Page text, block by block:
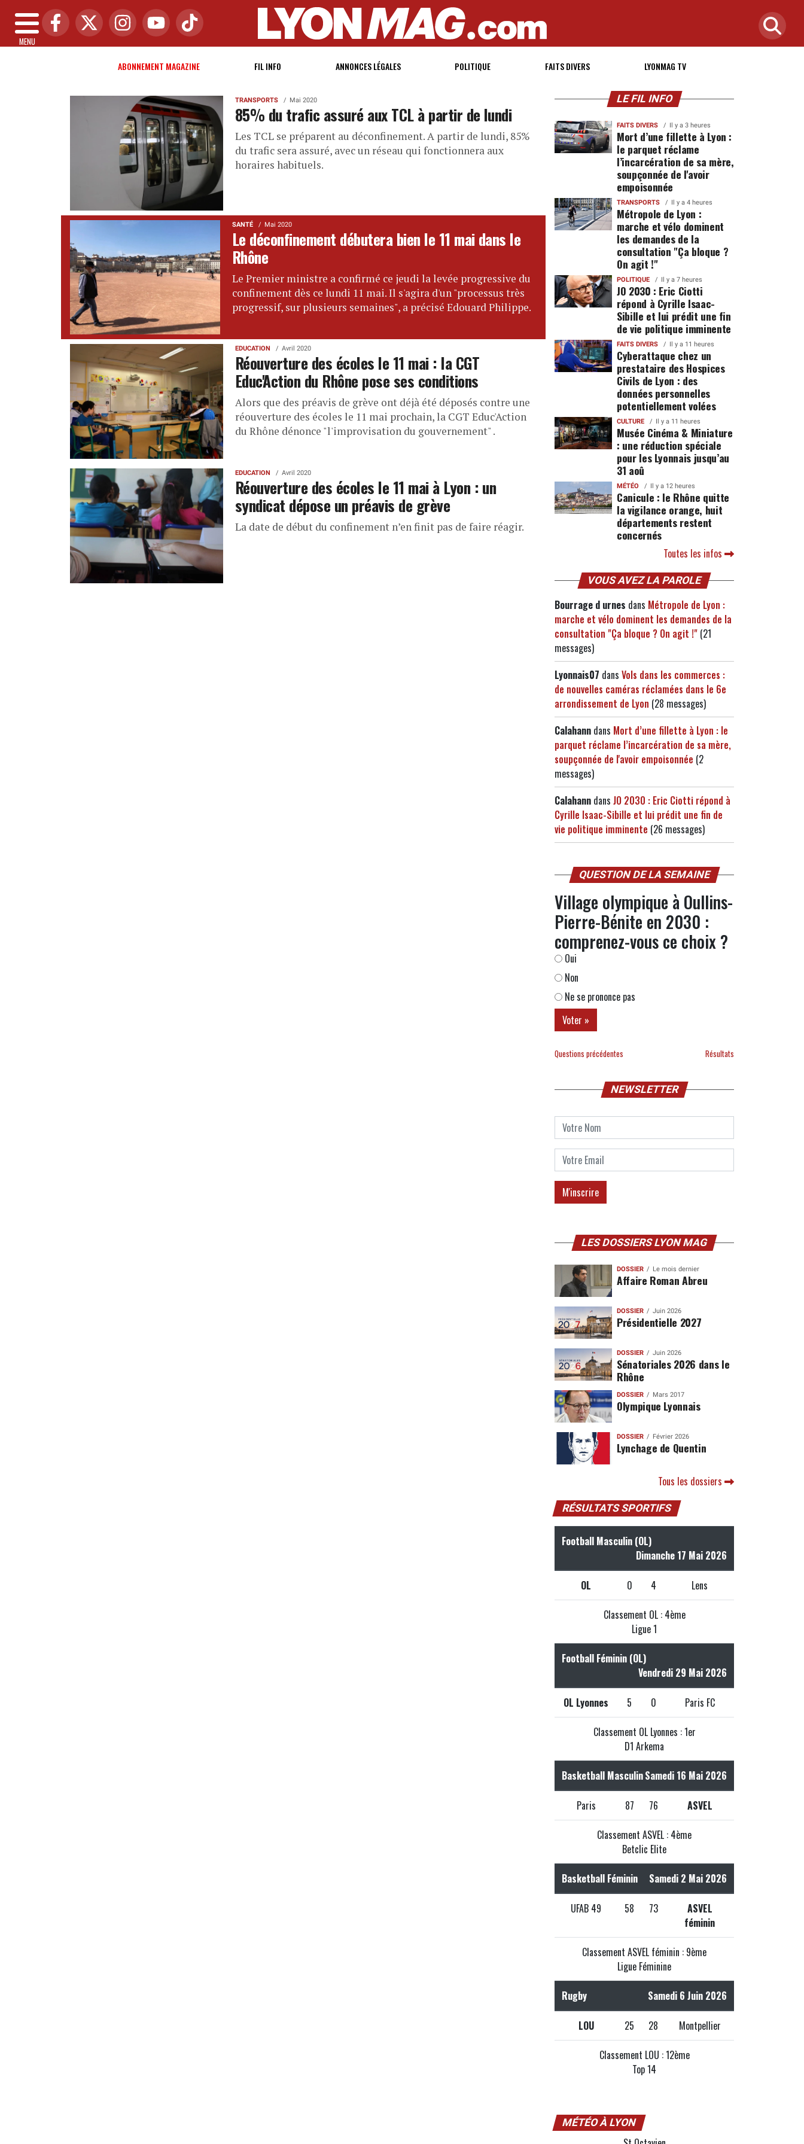
MENU
ABONNEMENT MAGAZINE FIL INFO ANNONCES LÉGALES POLITIQUE FAITS DIVERS LYONMAG TV
TRANSPORTS Mai 2020
85% du trafic assuré aux TCL à partir de lundi
Les TCL se préparent au déconfinement. A partir de lundi, 85%
du trafic sera assuré, avec un réseau qui fonctionnera aux
horaires habituels.
SANTÉ Mai 2020
Le déconfinement débutera bien le 11 mai dans le
Rhône
Le Premier ministre a confirmé ce jeudi la levée progressive du
confinement dès ce lundi 11 mai. Il s'agira d'un "processus très
progressif, sur plusieurs semaines", a précisé Edouard Philippe.
EDUCATION Avril 2020
Réouverture des écoles le 11 mai : la CGT
Educ'Action du Rhône pose ses conditions
Alors que des préavis de grève ont déjà été déposés contre une
réouverture des écoles le 11 mai prochain, la CGT Educ'Action
du Rhône dénonce "l'improvisation du gouvernement" .
EDUCATION Avril 2020
Réouverture des écoles le 11 mai à Lyon : un
syndicat dépose un préavis de grève
La date de début du confinement n’en finit pas de faire réagir.
LE FIL INFO
FAITS DIVERS Il y a 3 heures
Mort d’une fillette à Lyon :
le parquet réclame
l’incarcération de sa mère,
soupçonnée de l'avoir
empoisonnée
TRANSPORTS Il y a 4 heures
Métropole de Lyon :
marche et vélo dominent
les demandes de la
consultation "Ça bloque ?
On agit !"
POLITIQUE Il y a 7 heures
JO 2030 : Eric Ciotti
répond à Cyrille Isaac-
Sibille et lui prédit une fin
de vie politique imminente
FAITS DIVERS Il y a 11 heures
Cyberattaque chez un
prestataire des Hospices
Civils de Lyon : des
données personnelles
potentiellement volées
CULTURE Il y a 11 heures
Musée Cinéma & Miniature
: une réduction spéciale
pour les Lyonnais jusqu’au
31 aoû
MÉTÉO Il y a 12 heures
Canicule : le Rhône quitte
la vigilance orange, huit
départements restent
concernés
Toutes les infos
VOUS AVEZ LA PAROLE
Bourrage d urnes dans Métropole de Lyon :
marche et vélo dominent les demandes de la
consultation "Ça bloque ? On agit !" (21
messages)
Lyonnais07 dans Vols dans les commerces :
de nouvelles caméras réclamées dans le 6e
arrondissement de Lyon (28 messages)
Calahann dans Mort d’une fillette à Lyon : le
parquet réclame l’incarcération de sa mère,
soupçonnée de l'avoir empoisonnée (2
messages)
Calahann dans JO 2030 : Eric Ciotti répond à
Cyrille Isaac-Sibille et lui prédit une fin de
vie politique imminente (26 messages)
QUESTION DE LA SEMAINE
Village olympique à Oullins-
Pierre-Bénite en 2030 :
comprenez-vous ce choix ?
Oui
Non
Ne se prononce pas
Questions précédentes Résultats
NEWSLETTER
LES DOSSIERS LYON MAG
DOSSIER Le mois dernier
Affaire Roman Abreu
DOSSIER Juin 2026
Présidentielle 2027
DOSSIER Juin 2026
Sénatoriales 2026 dans le
Rhône
DOSSIER Mars 2017
Olympique Lyonnais
DOSSIER Février 2026
Lynchage de Quentin
Tous les dossiers
RÉSULTATS SPORTIFS
Football Masculin (OL)
Dimanche 17 Mai 2026
OL 0 4 Lens
Classement OL : 4ème
Ligue 1
Football Féminin (OL)
Vendredi 29 Mai 2026
OL Lyonnes 5 0 Paris FC
Classement OL Lyonnes : 1er
D1 Arkema
Basketball MasculinSamedi 16 Mai 2026
Paris 87 76 ASVEL
Classement ASVEL : 4ème
Betclic Elite
Basketball Féminin Samedi 2 Mai 2026
UFAB 49 58 73
ASVEL
féminin
Classement ASVEL féminin : 9ème
Ligue Féminine
Rugby Samedi 6 Juin 2026
LOU 25 28 Montpellier
Classement LOU : 12ème
Top 14
MÉTÉO À LYON